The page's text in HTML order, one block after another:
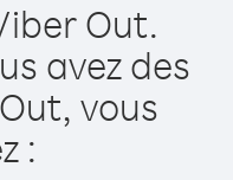
Out.
avez des
vous
: